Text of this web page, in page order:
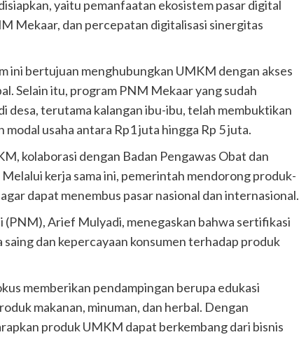
yaitu pemanfaatan ekosistem pasar digital
Mekaar, dan percepatan digitalisasi sinergitas
ini bertujuan menghubungkan UMKM dengan akses
Selain itu, program PNM Mekaar yang sudah
desa, terutama kalangan ibu-ibu, telah membuktikan
usaha antara Rp1 juta hingga Rp 5 juta.
kolaborasi dengan Badan Pengawas Obat dan
kerja sama ini, pemerintah mendorong produk-
dapat menembus pasar nasional dan internasional.
Arief Mulyadi, menegaskan bahwa sertifikasi
dan kepercayaan konsumen terhadap produk
memberikan pendampingan berupa edukasi
makanan, minuman, dan herbal. Dengan
produk UMKM dapat berkembang dari bisnis